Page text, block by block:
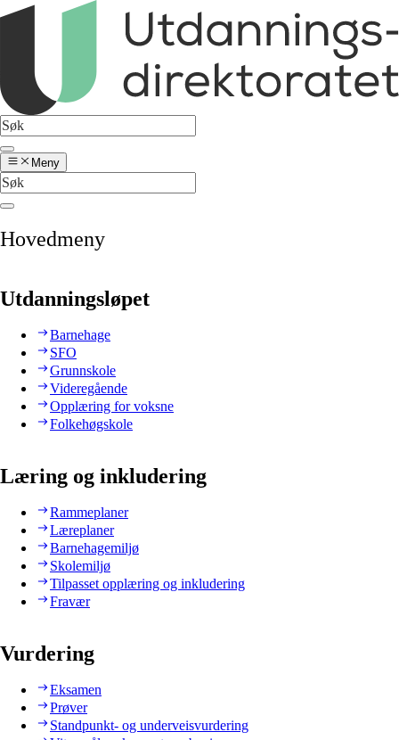
Meny
Hovedmeny
Utdanningsløpet
Barnehage
SFO
Grunnskole
Videregående
Opplæring for voksne
Folkehøgskole
Læring og inkludering
Rammeplaner
Læreplaner
Barnehagemiljø
Skolemiljø
Tilpasset opplæring og inkludering
Fravær
Vurdering
Eksamen
Prøver
Standpunkt- og underveisvurdering